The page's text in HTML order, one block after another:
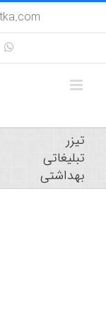
تیزر
تبلیغاتی
بهداشتی